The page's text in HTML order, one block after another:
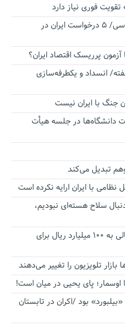
فوری نیاز دارد
اقتدار ناوگروه ۱۰۳ در مأموریت‌ اقیانوسی/ ۵ درخواست ایران در
پرریسک اقتصاد ایران؟
انسداد و یکطرفه‌سازی
جنگ با ایران نیست
دانشگاه‌ها در جلسه هیأت
تبدیل می‌کند
با ایران ارایه نکرده است
سلاح هسته‌ای نبودیم،
آستانه الزام به دریافت صورت های مالی به ۱۰۰ میلیارد ریال برای
بازار تلویزیون را تغییر می‌دهند
اوسمار؛ پای یحیی در میان است!
بود /اکران در تابستان